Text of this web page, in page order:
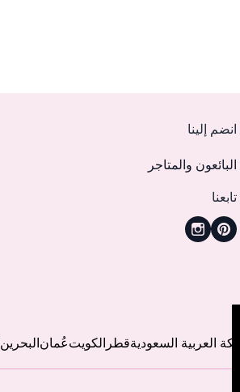
انضم إلينا
البائعون والمتاجر
تابعنا
العربية السعوديةقطر الكويتعُمانالبحرين